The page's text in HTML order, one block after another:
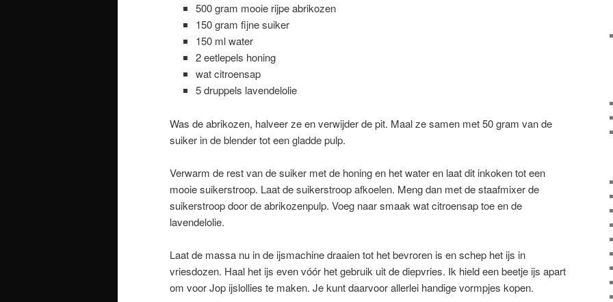
500 gram mooie rijpe abrikozen
150 gram fijne suiker
150 ml water
2 eetlepels honing
wat citroensap
5 druppels lavendelolie
Was de abrikozen, halveer ze en verwijder de pit. Maal ze samen met 50 gram van de
suiker in de blender tot een gladde pulp.
Verwarm de rest van de suiker met de honing en het water en laat dit inkoken tot een
mooie suikerstroop. Laat de suikerstroop afkoelen. Meng dan met de staafmixer de
suikerstroop door de abrikozenpulp. Voeg naar smaak wat citroensap toe en de
lavendelolie.
Laat de massa nu in de ijsmachine draaien tot het bevroren is en schep het ijs in
vriesdozen. Haal het ijs even vóór het gebruik uit de diepvries. Ik hield een beetje ijs apart
om voor Jop ijslollies te maken. Je kunt daarvoor allerlei handige vormpjes kopen.